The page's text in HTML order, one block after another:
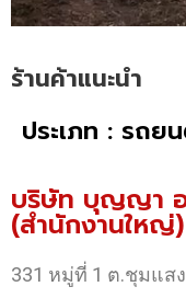
ร้านค้าแนะนำ
ประเภท : รถย
บริษัท บุญญา อ
(สำนักงานใหญ่)
331 หมู่ที่ 1 ต.ชุมแส